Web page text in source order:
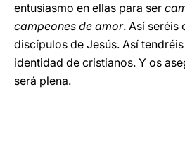
entusiasmo en ellas para ser
campeones de amor. Así seréis
discípulos de Jesús. Así
identidad de cristianos. Y os
será plena.